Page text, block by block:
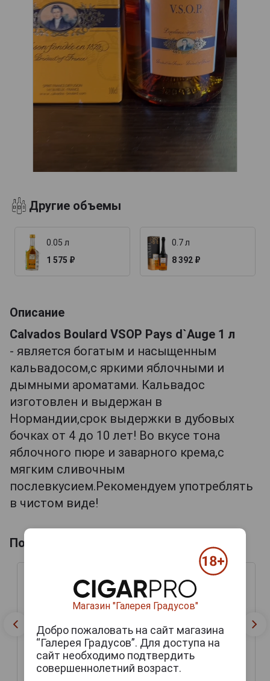
Другие объемы
0.05 л
1 575 ₽
0.7 л
8 392 ₽
Описание
Calvados Boulard VSOP Pays d`Auge 1 л
- является богатым и насыщенным
кальвадосом,с яркими яблочными и
дымными ароматами. Кальвадос
изготовлен и выдержан в
Нормандии,срок выдержки в дубовых
бочках от 4 до 10 лет! Во вкусе тона
яблочного пюре и заварного крема,с
мягким сливочным
послевкусием.Рекомендуем употреблять
в чистом виде!
Похожие товары по выдержке лет
Магазин "Галерея Градусов"
Добро пожаловать на сайт магазина
“Галерея Градусов”. Для доступа на
сайт необходимо подтвердить
совершеннолетний возраст.